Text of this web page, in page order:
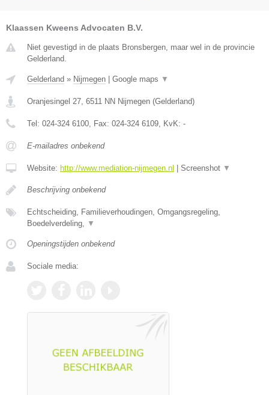
Klaassen Kweens Advocaten B.V.
Niet gevestigd in de plaats Bronsbergen, maar wel in de provincie
Gelderland.
Gelderland » Nijmegen Google maps ▼
Oranjesingel 27 6511 NN Nijmegen (Gelderland)
Tel: 024-324 6100 , Fax: 024-324 6109 , KvK: -
E-mailadres onbekend
Website: http://www.mediation-nijmegen.nl Screenshot ▼
Beschrijving onbekend
Echtscheiding, Familieverhoudingen, Omgangsregeling,
Boedelverdeling,
▼
Openingstijden onbekend
Sociale media: